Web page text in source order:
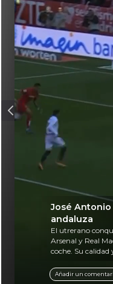
Añadir un comentario
José Antonio
andaluza
El utrerano
Arsenal y Real
coche. Su calidad